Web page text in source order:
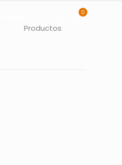
0
Productos